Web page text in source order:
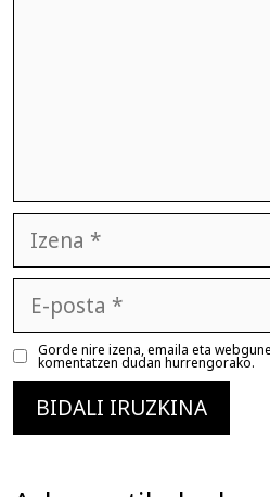
posta
Gorde nire izena, emaila eta
komentatzen dudan hurrengorako.